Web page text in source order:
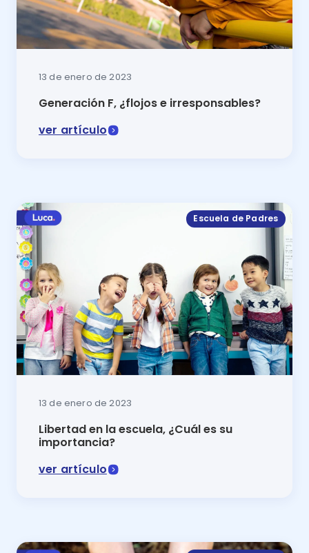
13 de enero de 2023
Generación F, ¿flojos e irresponsables?
ver artículo
Escuela de Padres
13 de enero de 2023
Libertad en la escuela, ¿Cuál es su
importancia?
ver artículo